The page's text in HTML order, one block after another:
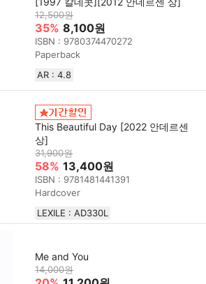
12,500원
35% 8,100원
ISBN : 9780374470272
Paperback
AR : 4.8
This Beautiful Day [2022 안데르센
상]
31,900원
58% 13,400원
ISBN : 9781481441391
Hardcover
LEXILE : AD330L
Me and You
14,000원